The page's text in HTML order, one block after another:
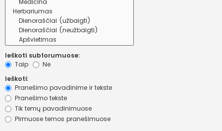
Ieškoti subforumuose:
Taip
Ne
Ieškoti:
Pranešimo pavadinime ir tekste
Pranešimo tekste
Tik temų pavadinimuose
Pirmuose temos pranešimuose